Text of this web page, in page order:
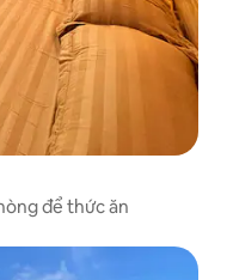
để thức ăn